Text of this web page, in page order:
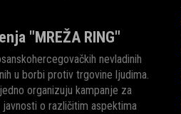
"MREŽA RING"
nevladinih
u borbi protiv trgovine ljudima.
organizuju kampanje za
o različitim aspektima